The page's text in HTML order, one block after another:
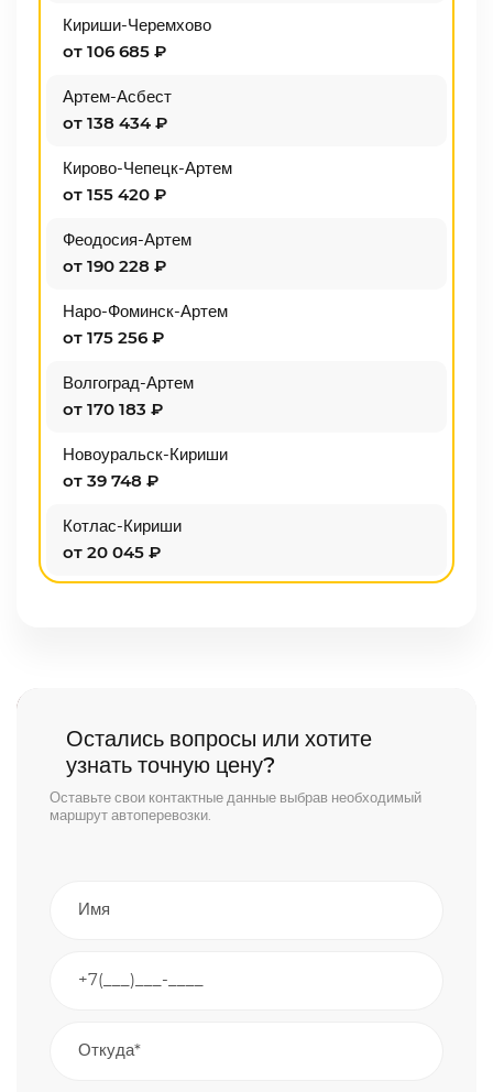
Кириши-Черемхово
от 106 685 ₽
Артем-Асбест
от 138 434 ₽
Кирово-Чепецк-Артем
от 155 420 ₽
Феодосия-Артем
от 190 228 ₽
Наро-Фоминск-Артем
от 175 256 ₽
Волгоград-Артем
от 170 183 ₽
Новоуральск-Кириши
от 39 748 ₽
Котлас-Кириши
от 20 045 ₽
Остались вопросы или хотите
узнать точную цену?
Оставьте свои контактные данные выбрав необходимый
маршрут автоперевозки.